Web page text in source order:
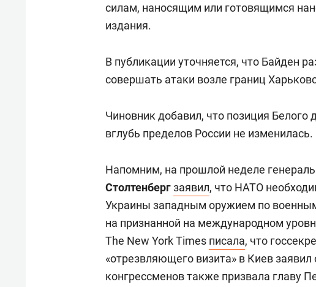
силам, наносящим или готовящимся
издания.
В публикации уточняется, что Байден
совершать атаки возле границ
Чиновник добавил, что позиция
вглубь пределов России не изменилась.
Напомним, на прошлой неделе
Столтенбергзаявил, что НАТО
Украины западным оружием по
на признанной на международном
The New York Times писала, что
«отрезвляющего визита» в Киев
конгрессменов также призвала главу